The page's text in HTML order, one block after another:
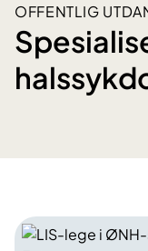
OFFENTLIG